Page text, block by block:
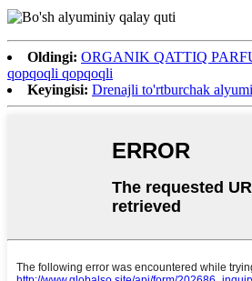
Oldingi: ORGANIK QATTIQ
qopqoqli qopqoqli
Keyingisi: Drenajli to'rtburchak